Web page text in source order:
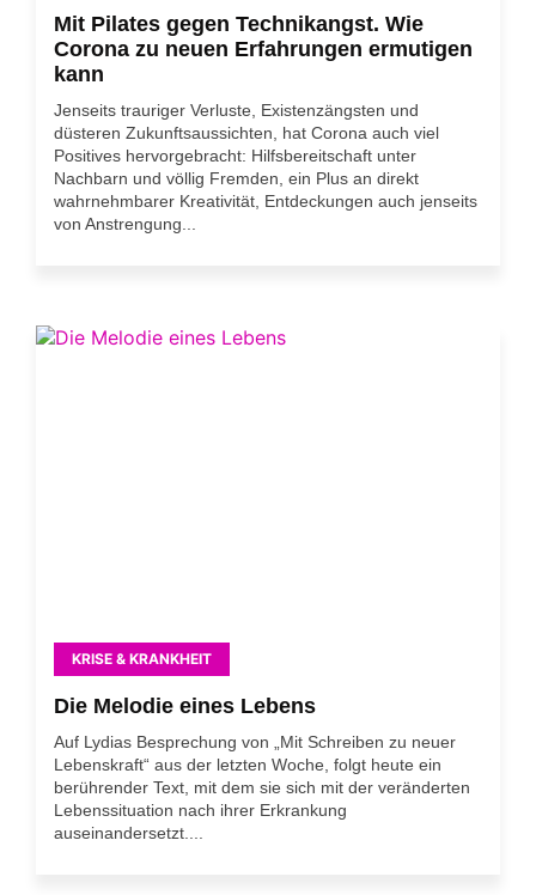
Mit Pilates gegen Technikangst. Wie
Corona zu neuen Erfahrungen ermutigen
kann
Jenseits trauriger Verluste, Existenzängsten und
düsteren Zukunftsaussichten, hat Corona auch viel
Positives hervorgebracht: Hilfsbereitschaft unter
Nachbarn und völlig Fremden, ein Plus an direkt
wahrnehmbarer Kreativität, Entdeckungen auch jenseits
von Anstrengung...
KRISE & KRANKHEIT
Die Melodie eines Lebens
Auf Lydias Besprechung von „Mit Schreiben zu neuer
Lebenskraft“ aus der letzten Woche, folgt heute ein
berührender Text, mit dem sie sich mit der veränderten
Lebenssituation nach ihrer Erkrankung
auseinandersetzt....